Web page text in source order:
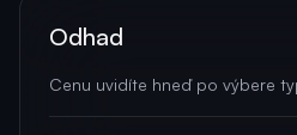
Odhad
Cenu uvidíte hneď po výbere